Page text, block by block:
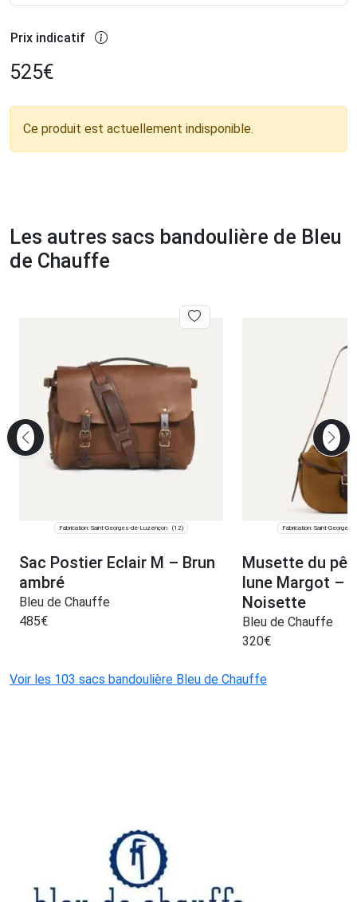
Prix indicatif
525€
Ce produit est actuellement indisponible.
Les autres sacs bandoulière de Bleu
de Chauffe
Fabrication: Saint-Georges-de-Luzençon (12)
Sac Postier Eclair M – Brun
ambré
Bleu de Chauffe
485€
Fabrication: Saint-
Musette du
lune Margot –
Noisette
Bleu de Chauffe
320€
Voir les 103 sacs bandoulière Bleu de Chauffe